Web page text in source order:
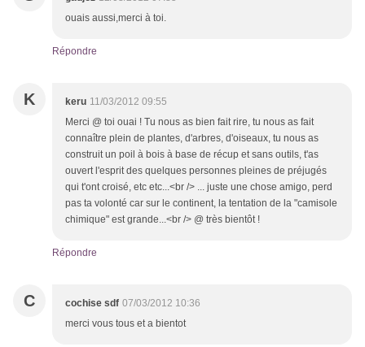
ouais aussi,merci à toi.
Répondre
K keru 11/03/2012 09:55
Merci @ toi ouai ! Tu nous as bien fait rire, tu nous as fait
connaître plein de plantes, d'arbres, d'oiseaux, tu nous as
construit un poil à bois à base de récup et sans outils, t'as
ouvert l'esprit des quelques personnes pleines de préjugés
qui t'ont croisé, etc etc...<br /> ... juste une chose amigo, perd
pas ta volonté car sur le continent, la tentation de la "camisole
chimique" est grande...<br /> @ très bientôt !
Répondre
C cochise sdf 07/03/2012 10:36
merci vous tous et a bientot